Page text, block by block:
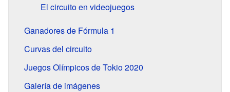
El circuito en videojuegos
Ganadores de Fórmula 1
Curvas del circuito
Juegos Olímpicos de Tokio 2020
Galería de imágenes